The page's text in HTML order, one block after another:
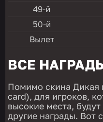
49-й
50-й
Вылет
ВСЕ
Помимо скина Дикая
card), для игроков,
высокие места,
другие награды. Вот